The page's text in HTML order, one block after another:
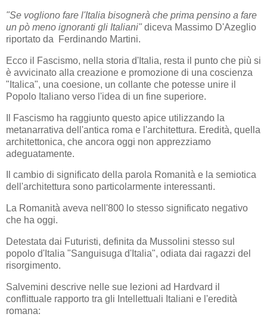
"Se vogliono fare l'Italia bisognerà che prima pensino a fare
un pò meno ignoranti gli Italiani" diceva Massimo D'Azeglio
riportato da Ferdinando Martini.
Ecco il Fascismo, nella storia d'Italia, resta il punto che più si
è avvicinato alla creazione e promozione di una coscienza
"Italica", una coesione, un collante che potesse unire il
Popolo Italiano verso l'idea di un fine superiore.
Il Fascismo ha raggiunto questo apice utilizzando la
metanarrativa dell'antica roma e l'architettura. Eredità, quella
architettonica, che ancora oggi non apprezziamo
adeguatamente.
Il cambio di significato della parola Romanità e la semiotica
dell'architettura sono particolarmente interessanti.
La Romanità aveva nell'800 lo stesso significato negativo
che ha oggi.
Detestata dai Futuristi, definita da Mussolini stesso sul
popolo d'Italia "Sanguisuga d'Italia", odiata dai ragazzi del
risorgimento.
Salvemini descrive nelle sue lezioni ad Hardvard il
conflittuale rapporto tra gli Intellettuali Italiani e l'eredità
romana: